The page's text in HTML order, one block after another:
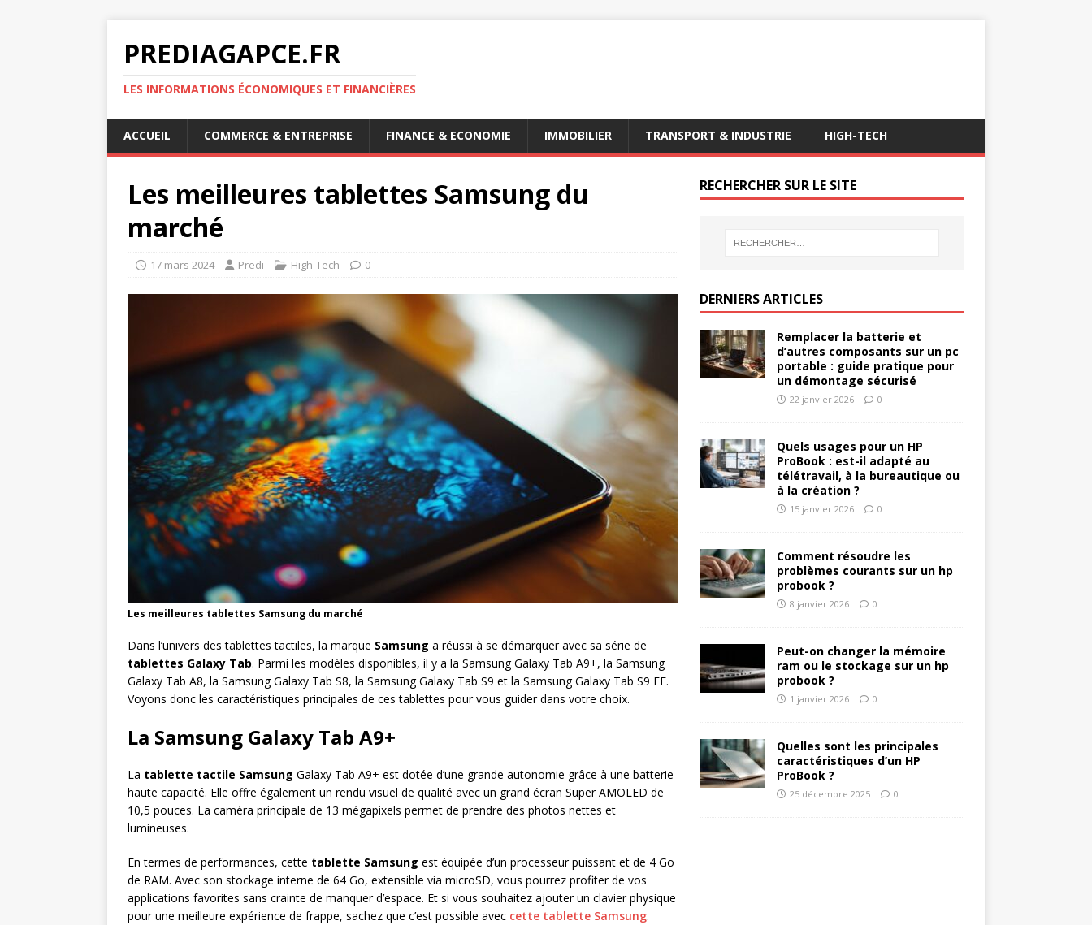
PREDIAGAPCE.FR
LES INFORMATIONS ÉCONOMIQUES ET FINANCIÈRES
ACCUEIL COMMERCE & ENTREPRISE FINANCE & ECONOMIE IMMOBILIER TRANSPORT & INDUSTRIE HIGH-TECH
Les meilleures tablettes Samsung du
marché
17 mars 2024 Predi High-Tech 0
Les meilleures tablettes Samsung du marché
Dans l’univers des tablettes tactiles, la marque Samsung a réussi à se démarquer avec sa série de
tablettes Galaxy Tab. Parmi les modèles disponibles, il y a la Samsung Galaxy Tab A9+, la Samsung
Galaxy Tab A8, la Samsung Galaxy Tab S8, la Samsung Galaxy Tab S9 et la Samsung Galaxy Tab S9 FE.
Voyons donc les caractéristiques principales de ces tablettes pour vous guider dans votre choix.
La Samsung Galaxy Tab A9+
La tablette tactile Samsung Galaxy Tab A9+ est dotée d’une grande autonomie grâce à une batterie
haute capacité. Elle offre également un rendu visuel de qualité avec un grand écran Super AMOLED de
10,5 pouces. La caméra principale de 13 mégapixels permet de prendre des photos nettes et
lumineuses.
En termes de performances, cette tablette Samsung est équipée d’un processeur puissant et de 4 Go
de RAM. Avec son stockage interne de 64 Go, extensible via microSD, vous pourrez profiter de vos
applications favorites sans crainte de manquer d’espace. Et si vous souhaitez ajouter un clavier physique
pour une meilleure expérience de frappe, sachez que c’est possible avec cette tablette Samsung.
RECHERCHER SUR LE SITE
DERNIERS ARTICLES
Remplacer la batterie et
d’autres composants sur un pc
portable : guide pratique pour
un démontage sécurisé
22 janvier 2026 0
Quels usages pour un HP
ProBook : est-il adapté au
télétravail, à la bureautique ou
à la création ?
15 janvier 2026 0
Comment résoudre les
problèmes courants sur un hp
probook ?
8 janvier 2026 0
Peut-on changer la mémoire
ram ou le stockage sur un hp
probook ?
1 janvier 2026 0
Quelles sont les principales
caractéristiques d’un HP
ProBook ?
25 décembre 2025 0